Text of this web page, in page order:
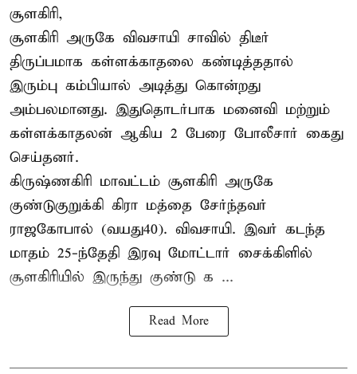
சூளகிரி,
சூளகிரி அருகே விவசாயி சாவில் திடீர்
திருப்பமாக கள்ளக்காதலை கண்டித்ததால்
இரும்பு கம்பியால் அடித்து கொன்றது
அம்பலமானது. இதுதொடர்பாக மனைவி மற்றும்
கள்ளக்காதலன் ஆகிய 2 பேரை போலீசார் கைது
செய்தனர்.
கிருஷ்ணகிரி மாவட்டம் சூளகிரி அருகே
குண்டுகுறுக்கி கிரா மத்தை சேர்ந்தவர்
ராஜகோபால் (வயது40). விவசாயி. இவர் கடந்த
மாதம் 25-ந்தேதி இரவு மோட்டார் சைக்கிளில்
சூளகிரியில் இருந்து குண்டு க ...
Read More